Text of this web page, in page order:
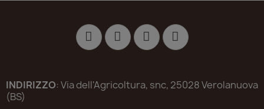
INDIRIZZO: Via dell'Agricoltura, snc, 25028 Verolanuova
(BS)